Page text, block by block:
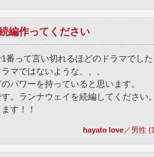
編作ってください
番って言い切れるほどのドラマでし
マではないような、、、
パワーを持っていると思います。
。ランナウェイを続編してください
す！！
hayato love／男性